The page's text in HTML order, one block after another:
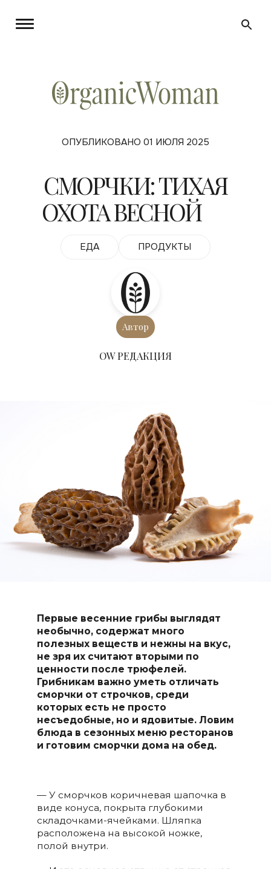
ОПУБЛИКОВАНО 01 ИЮЛЯ 2025
СМОРЧКИ: ТИХАЯ
ОХОТА ВЕСНОЙ
ЕДА ПРОДУКТЫ
Автор
ОW РЕДАКЦИЯ
Первые весенние грибы выглядят
необычно, содержат много
полезных веществ и нежны на вкус,
не зря их считают вторыми по
ценности после трюфелей.
Грибникам важно уметь отличать
сморчки от строчков, среди
которых есть не просто
несъедобные, но и ядовитые. Ловим
блюда в сезонных меню ресторанов
и готовим сморчки дома на обед.
— У сморчков коричневая шапочка в
виде конуса, покрыта глубокими
складочками-ячейками. Шляпка
расположена на высокой ножке,
полой внутри.